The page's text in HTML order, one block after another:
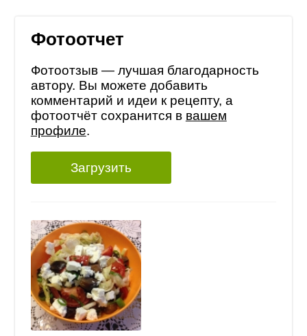
Фотоотчет
Фотоотзыв — лучшая благодарность
автору. Вы можете добавить
комментарий и идеи к рецепту, а
фотоотчёт сохранится в вашем
профиле.
Загрузить